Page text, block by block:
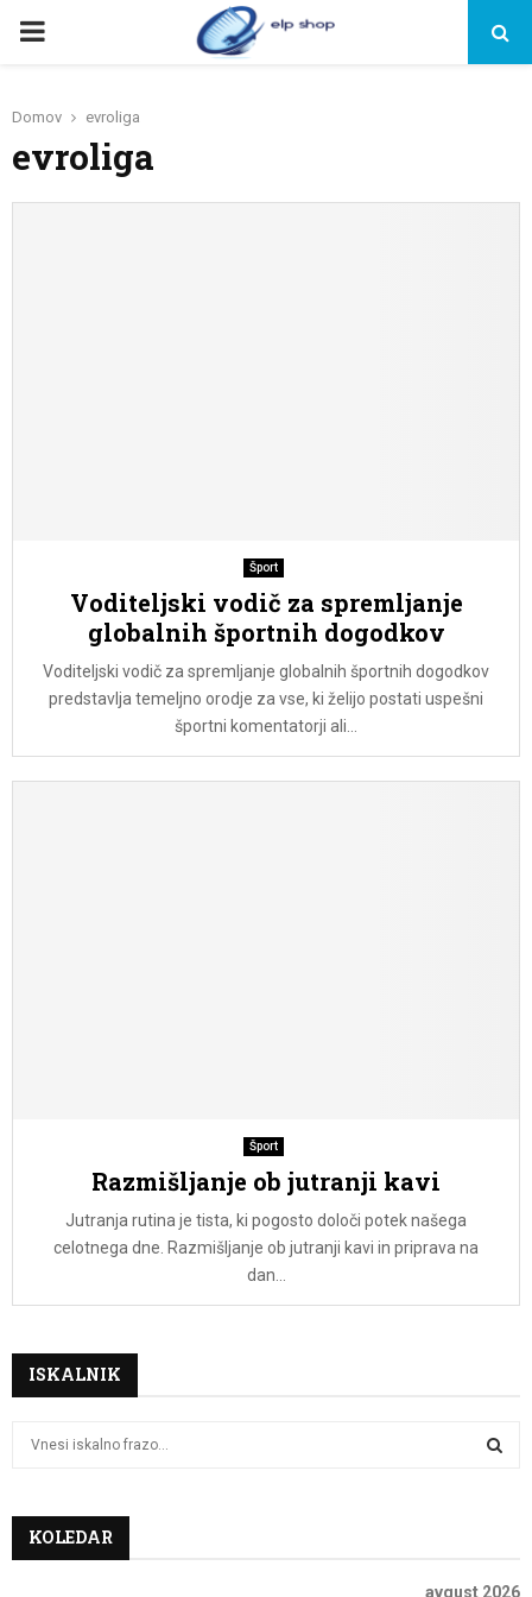
PRIMARY
Domov evroliga
evroliga
Šport
Voditeljski vodič za spremljanje
globalnih športnih dogodkov
Voditeljski vodič za spremljanje globalnih športnih dogodkov
predstavlja temeljno orodje za vse, ki želijo postati uspešni
športni komentatorji ali...
Šport
Razmišljanje ob jutranji kavi
Jutranja rutina je tista, ki pogosto določi potek našega
celotnega dne. Razmišljanje ob jutranji kavi in priprava na
dan...
ISKALNIK
h
A
KOLEDAR
avgust 2026